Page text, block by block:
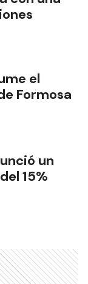
el
Formosa
un
15%